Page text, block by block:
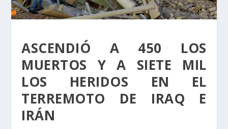
ASCENDIÓ A 450 LOS
MUERTOS Y A SIETE MIL
LOS HERIDOS EN EL
TERREMOTO DE IRAQ E
IRÁN